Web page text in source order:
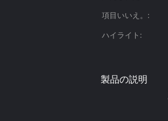
項目いいえ。:
ハイライト:
製品の説明